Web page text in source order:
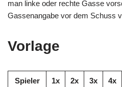
man linke oder rechte Gasse
Gassenangabe vor dem Schuss
Vorlage
Spieler 1x 2x 3x 4x